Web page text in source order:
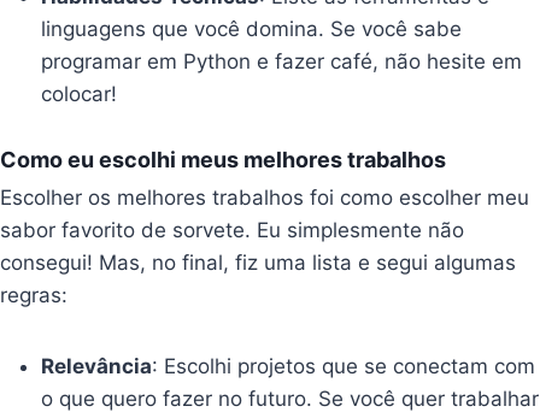
linguagens que você domina. Se você sabe
programar em Python e fazer café, não hesite em
colocar!
Como eu escolhi meus melhores trabalhos
Escolher os melhores trabalhos foi como escolher meu
sabor favorito de sorvete. Eu simplesmente não
consegui! Mas, no final, fiz uma lista e segui algumas
regras:
Relevância: Escolhi projetos que se conectam com
o que quero fazer no futuro. Se você quer trabalhar